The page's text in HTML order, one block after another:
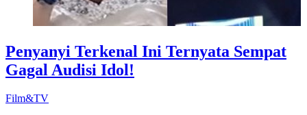
Penyanyi Terkenal Ini Ternyata Sempat
Gagal Audisi Idol!
Film&TV